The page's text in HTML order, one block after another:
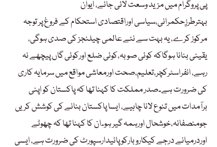
پی پروگرام میں مزید وسعت لائی جائے، ایوان
بہترطرزِحکمرانی،سیاسی اوراقتصادی استحکام کے فروغ پر توجہ
مرکوز کرے، یہ بہت سے نئے عالمی چیلنجز کی صدی ہوگی،
یقینی بنانا ہوگاکہ کوئی صوبہ،کوئی ضلع اورکوئی گاں پیچھے نہ
رہے، انفراسٹرکچر،تعلیم،صحت اورمعاشی مواقع میں سرمایہ کاری
کی ضرورت ہے۔صدر مملکت کا کہنا تھا کہ پاکستان کو اپنی
برآمدات میں تنوع لانا چاہیے، ایسا پاکستان بنانے کی کوشش کریں
جومنصفانہ،خوشحال اورہمہ گیر ہو۔ان کا کہنا تھا کہ چھوٹے
اوردرمیانے درجے کیکاروبارکو پائیدارسپورٹ کی ضرورت ہے، ایسی